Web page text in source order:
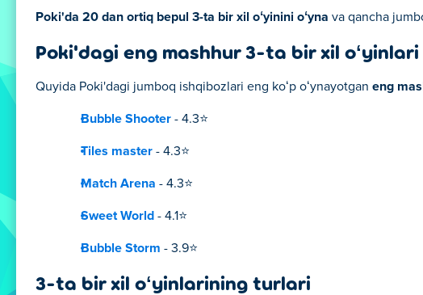
Poki'da 20 dan ortiq bepul 3-ta bir xil oʻyinini oʻyna va qancha
Poki'dagi eng mashhur 3-ta bir xil oʻyinlari
Quyida Poki'dagi jumboq ishqibozlari eng koʻp oʻynayotgan eng
Bubble Shooter - 4.3⭐
Tiles master - 4.3⭐
Match Arena - 4.3⭐
Sweet World - 4.1⭐
Bubble Storm - 3.9⭐
3-ta bir xil oʻyinlarining turlari